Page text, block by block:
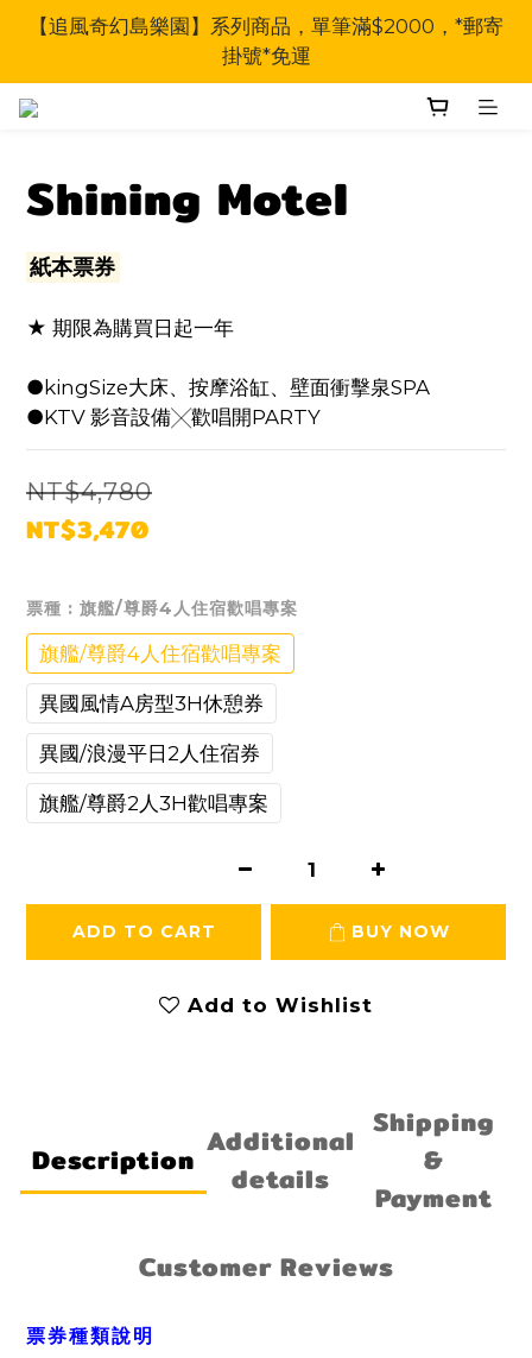
【追風奇幻島樂園】系列商品，單筆滿$2000，*郵寄
掛號*免運
Shining Motel
紙本票券
★ 期限為購買日起一年
●kingSize大床、按摩浴缸、壁面衝擊泉SPA
●KTV 影音設備╳歡唱開PARTY
NT$4,780
NT$3,470
票種 : 旗艦/尊爵4人住宿歡唱專案
旗艦/尊爵4人住宿歡唱專案
異國風情A房型3H休憩券
異國/浪漫平日2人住宿券
旗艦/尊爵2人3H歡唱專案
ADD TO CART BUY NOW
Add to Wishlist
Description Additional
details
Shipping
&
Payment
Customer Reviews
票券種類說明